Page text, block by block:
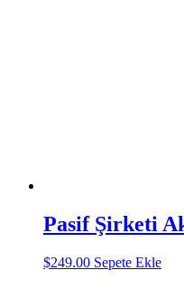
Pasif Şirketi
$249.00 Sepete Ekle